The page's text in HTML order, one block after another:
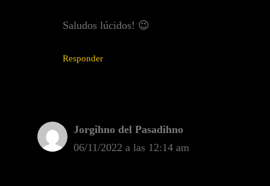
Saludos lúcidos! 😉
Responder
Jorgihno del Pasadihno
06/11/2022 a las 12:14 am